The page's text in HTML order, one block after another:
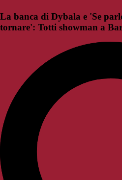
La banca di Dybala e 'Se
tornare': Totti showman a